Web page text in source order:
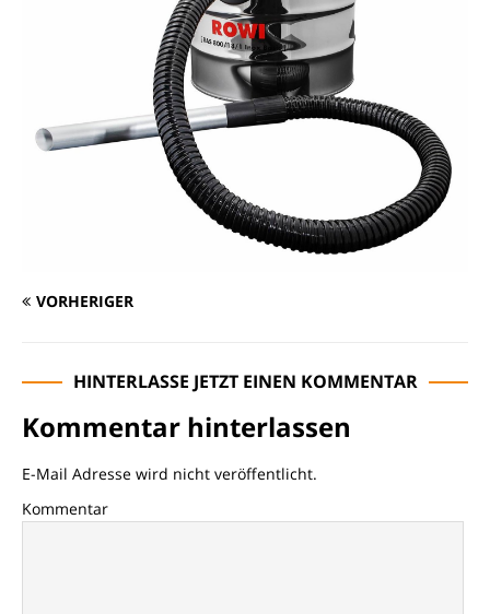
VORHERIGER
HINTERLASSE JETZT EINEN KOMMENTAR
Kommentar hinterlassen
E-Mail Adresse wird nicht veröffentlicht.
Kommentar